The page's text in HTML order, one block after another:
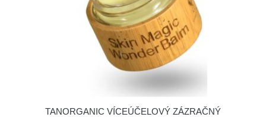
TANORGANIC VÍCEÚČELOVÝ ZÁZRAČNÝ